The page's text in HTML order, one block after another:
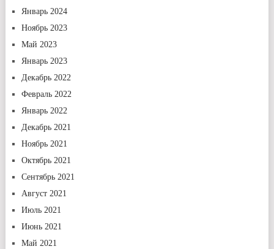
Январь 2024
Ноябрь 2023
Май 2023
Январь 2023
Декабрь 2022
Февраль 2022
Январь 2022
Декабрь 2021
Ноябрь 2021
Октябрь 2021
Сентябрь 2021
Август 2021
Июль 2021
Июнь 2021
Май 2021